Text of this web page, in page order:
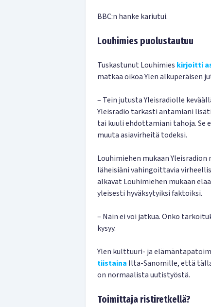
BBC:n hanke kariutui.
Louhimies puolustautuu
Tuskastunut Louhimies kirjoitti
matkaa oikoa Ylen alkuperäisen
– Tein jutusta Yleisradiolle
Yleisradio tarkasti antamiani
tai kuuli ehdottamiani tahoja. Se
muuta asiavirheitä todeksi.
Louhimiehen mukaan
läheisiäni vahingoittavia
alkavat Louhimiehen mukaan
yleisesti hyväksytyiksi faktoiksi.
– Näin ei voi jatkua. Onko
kysyy.
Ylen kulttuuri- ja
tiistaina Ilta-Sanomille, että
on normaalista uutistyöstä.
Toimittaja ristiretkellä?